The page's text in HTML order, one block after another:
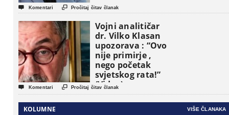
 Komentari  Pročitaj čitav članak
Vojni analitičar
dr. Vilko Klasan
upozorava : “Ovo
nije primirje ,
nego početak
svjetskog rata!”
(Video)
 Komentari  Pročitaj čitav članak
KOLUMNE VIŠE ČLANAKA